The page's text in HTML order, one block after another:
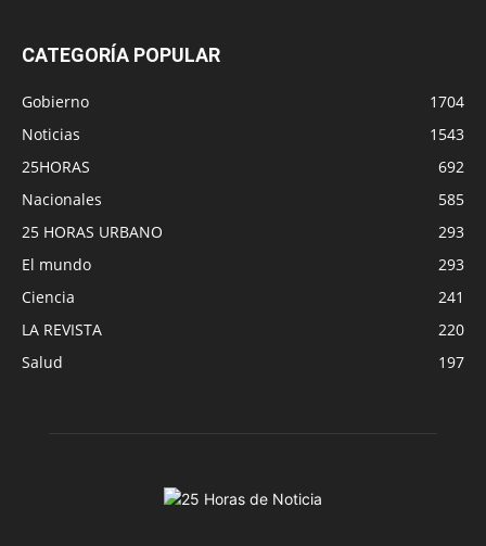
CATEGORÍA POPULAR
Gobierno
1704
Noticias
1543
25HORAS
692
Nacionales
585
25 HORAS URBANO
293
El mundo
293
Ciencia
241
LA REVISTA
220
Salud
197